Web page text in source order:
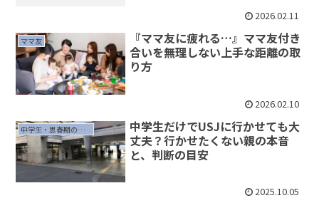
2026.02.11
ママ友
『ママ友に疲れる…』ママ友付き
合いを無理しない上手な距離の取
り方
2026.02.10
中学生・思春期の子育て
中学生だけでUSJに行かせても大
丈夫？行かせたくない親の本音
と、判断の目安
2025.10.05